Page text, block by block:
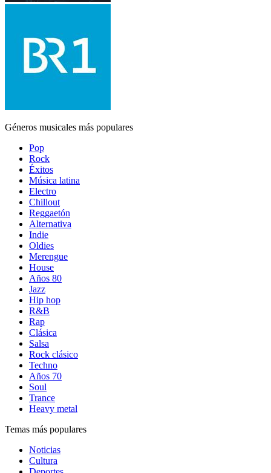
Géneros musicales más populares
Pop
Rock
Éxitos
Música latina
Electro
Chillout
Reggaetón
Alternativa
Indie
Oldies
Merengue
House
Años 80
Jazz
Hip hop
R&B
Rap
Clásica
Salsa
Rock clásico
Techno
Años 70
Soul
Trance
Heavy metal
Temas más populares
Noticias
Cultura